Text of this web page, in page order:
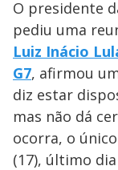
O presidente
pediu uma
Luiz Inácio
G7, afirmou
diz estar
mas não dá
ocorra, o
(17), último